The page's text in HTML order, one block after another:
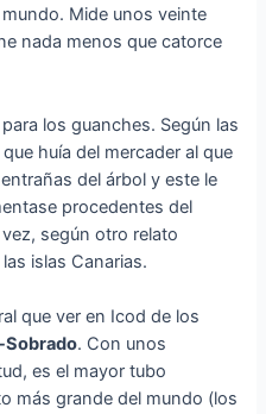
Mide unos veinte
nada menos que catorce
los guanches. Según las
huía del mercader al que
del árbol y este le
procedentes del
vez, según otro relato
islas Canarias.
que ver en Icod de los
Sobrado. Con unos
es el mayor tubo
más grande del mundo (los